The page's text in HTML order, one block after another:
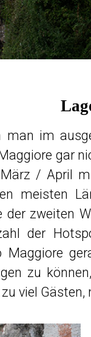
man im
gar
/ April
meisten
der zweiten
der
Maggiore
zu
viel